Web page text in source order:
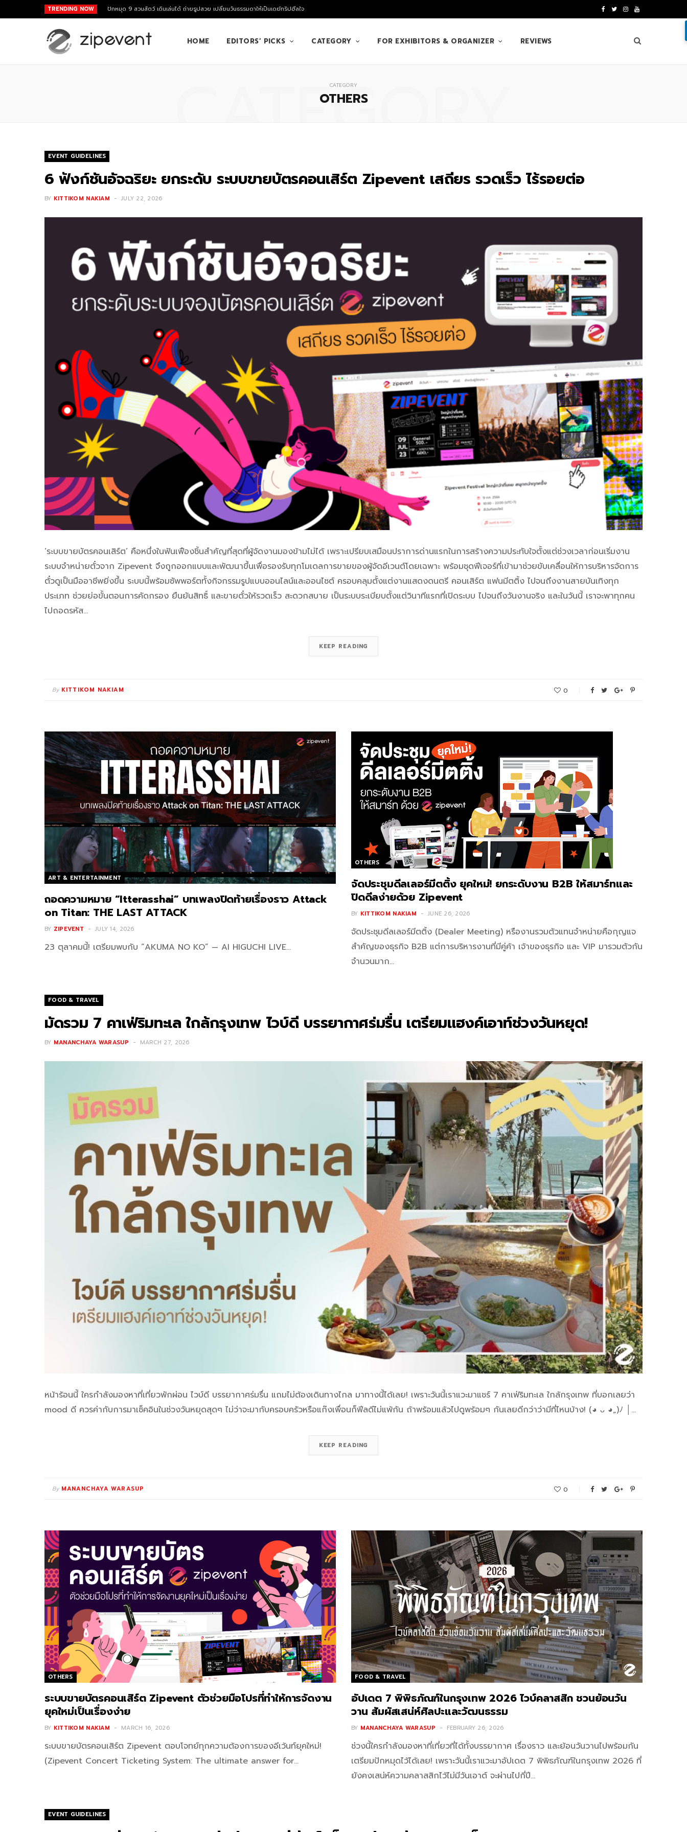
TRENDING NOW ปักหมุด 9 สวนสัตว์ เดินเล่นได้ ถ่ายรูปสวย เปลี่ยนวันธรรมดาให้เป็นเดย์ทริปฮีลใจ
e
T
t
I
t
Y
u
T
HOME EDITORS’ PICKS CATEGORY FOR EXHIBITORS & ORGANIZER REVIEWS
CATEGORY
OTHERS
CATEGORY
EVENT GUIDELINES
6 ฟังก์ชันอัจฉริยะ ยกระดับ ระบบขายบัตรคอนเสิร์ต Zipevent เสถียร รวดเร็ว ไร้รอยต่อ
BY KITTIKOM NAKIAM JULY 22, 2026
‘ระบบขายบัตรคอนเสิร์ต’ คือหนึ่งในฟันเฟืองชิ้นสำคัญที่สุดที่ผู้จัดงานมองข้ามไม่ได้ เพราะเปรียบเสมือนปราการด่านแรกในการสร้างความประทับใจตั้งแต่ช่วงเวลาก่อนเริ่มงาน
ระบบจำหน่ายตั๋วจาก Zipevent จึงถูกออกแบบและพัฒนาขึ้นเพื่อรองรับทุกโมเดลการขายของผู้จัดอีเวนต์โดยเฉพาะ พร้อมชุดฟีเจอร์ที่เข้ามาช่วยขับเคลื่อนให้การบริหารจัดการ
ตั๋วดูเป็นมืออาชีพยิ่งขึ้น ระบบนี้พร้อมซัพพอร์ตทั้งกิจกรรมรูปแบบออนไลน์และออนไซต์ ครอบคลุมตั้งแต่งานแสดงดนตรี คอนเสิร์ต แฟนมีตติ้ง ไปจนถึงงานสายบันเทิงทุก
ประเภท ช่วยย่อขั้นตอนการคัดกรอง ยืนยันสิทธิ์ และขายตั๋วให้รวดเร็ว สะดวกสบาย เป็นระบบระเบียบตั้งแต่วินาทีแรกที่เปิดระบบ ไปจนถึงวันงานจริง และในวันนี้ เราจะพาทุกคน
ไปถอดรหัส…
KEEP READING
By KITTIKOM NAKIAM 0
ART & ENTERTAINMENT
ถอดความหมาย “Itterasshai” บทเพลงปิดท้ายเรื่องราว Attack
on Titan: THE LAST ATTACK
BY ZIPEVENT JULY 14, 2026
23 ตุลาคมนี้! เตรียมพบกับ “AKUMA NO KO” — AI HIGUCHI LIVE…
OTHERS
จัดประชุมดีลเลอร์มีตติ้ง ยุคใหม่! ยกระดับงาน B2B ให้สมาร์ทและ
ปิดดีลง่ายด้วย Zipevent
BY KITTIKOM NAKIAM JUNE 26, 2026
จัดประชุมดีลเลอร์มีตติ้ง (Dealer Meeting) หรืองานรวมตัวแทนจำหน่ายคือกุญแจ
สำคัญของธุรกิจ B2B แต่การบริหารงานที่มีคู่ค้า เจ้าของธุรกิจ และ VIP มารวมตัวกัน
จำนวนมาก…
FOOD & TRAVEL
มัดรวม 7 คาเฟ่ริมทะเล ใกล้กรุงเทพ ไวบ์ดี บรรยากาศร่มรื่น เตรียมแฮงค์เอาท์ช่วงวันหยุด!
BY MANANCHAYA WARASUP MARCH 27, 2026
หน้าร้อนนี้ ใครกำลังมองหาที่เที่ยวพักผ่อน ไวบ์ดี บรรยากาศร่มรื่น แถมไม่ต้องเดินทางไกล มาทางนี้ได้เลย! เพราะวันนี้เราแวะมาแชร์ 7 คาเฟ่ริมทะเล ใกล้กรุงเทพ ที่บอกเลยว่า
mood ดี ควรค่ากับการมาเช็คอินในช่วงวันหยุดสุดๆ ไม่ว่าจะมากับครอบครัวหรือแก๊งเพื่อนก็ฟีลดีไม่แพ้กัน ถ้าพร้อมแล้วไปดูพร้อมๆ กันเลยดีกว่าว่ามีที่ไหนบ้าง! (◕ ᴗ ◕„)ﾉ │…
KEEP READING
By MANANCHAYA WARASUP 0
OTHERS
ระบบขายบัตรคอนเสิร์ต Zipevent ตัวช่วยมือโปรที่ทำให้การจัดงาน
ยุคใหม่เป็นเรื่องง่าย
BY KITTIKOM NAKIAM MARCH 16, 2026
ระบบขายบัตรคอนเสิร์ต Zipevent ตอบโจทย์ทุกความต้องการของอีเว้นท์ยุคใหม่!
(Zipevent Concert Ticketing System: The ultimate answer for…
FOOD & TRAVEL
อัปเดต 7 พิพิธภัณฑ์ในกรุงเทพ 2026 ไวบ์คลาสสิก ชวนย้อนวัน
วาน สัมผัสเสน่ห์ศิลปะและวัฒนธรรม
BY MANANCHAYA WARASUP FEBRUARY 26, 2026
ช่วงนี้ใครกำลังมองหาที่เที่ยวที่ได้ทั้งบรรยากาศ เรื่องราว และย้อนวันวานไปพร้อมกัน
เตรียมปักหมุดไว้ได้เลย! เพราะวันนี้เราแวะมาอัปเดต 7 พิพิธภัณฑ์ในกรุงเทพ 2026 ที่
ยังคงเสน่ห์ความคลาสสิกไว้ไม่มีวันเอาต์ จะผ่านไปกี่ปี…
EVENT GUIDELINES